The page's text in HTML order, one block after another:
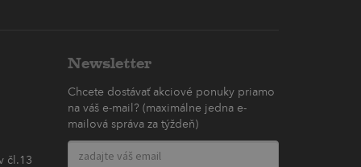
čl.13
Newsletter
Chcete dostávať akciové ponuky priamo
na váš e-mail? (maximálne jedna e-
mailová správa za týždeň)